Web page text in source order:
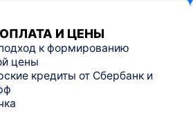
ОПЛАТА И ЦЕНЫ
к формированию
цены
кредиты от Сбербанк и